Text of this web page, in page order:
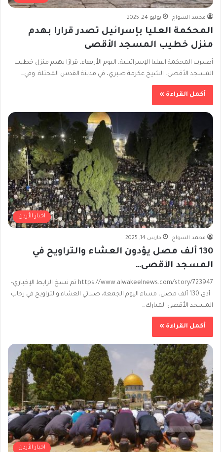
محمد السواح يوليو 24, 2025
المحكمة العليا بإسرائيل تصدر قرارا بهدم
منزل خطيب المسجد الأقصى
أصدرت المحكمة العليا الإسرائيلية، اليوم الأربعاء، قرارًا بهدم منزل خطيب
المسجد الأقصى، الشيخ عكرمة صبري، في مدينة القدس المحتلة. وفي…
أكمل القراءة »
اخبار الأردن
محمد السواح مارس 14, 2025
130 ألف مصل يؤدون العشاء والتراويح في
المسجد الأقصى…
https://www.alwakeelnews.com/story/723947 تم نسخ الرابط الإخباري-
أدى 130 ألف مصل، مساء اليوم الجمعة، صلاتي العشاء والتراويح في رحاب
المسجد الأقصى المبارك…
أكمل القراءة »
اخبار الأردن